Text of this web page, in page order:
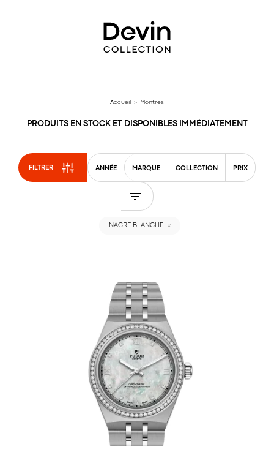
Accueil > Montres
PRODUITS EN STOCK ET DISPONIBLES IMMÉDIATEMENT
FILTRER ANNÉE MARQUE COLLECTION PRIX
NACRE BLANCHE